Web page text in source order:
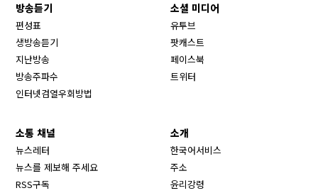
방송듣기
편성표
생방송듣기
지난방송
방송주파수
인터넷검열우회방법
소셜 미디어
유투브
팟캐스트
페이스북
트위터
소통 채널
뉴스레터
뉴스를 제보해 주세요
RSS구독
소개
한국어서비스
주소
윤리강령